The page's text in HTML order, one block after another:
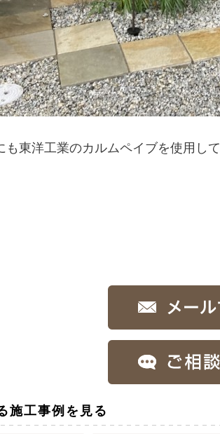
も東洋工業のカルムペイブを使用して
施工事例を見る